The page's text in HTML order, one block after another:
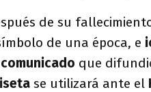
de su
de una época, e
comunicado que
se utilizará ante el